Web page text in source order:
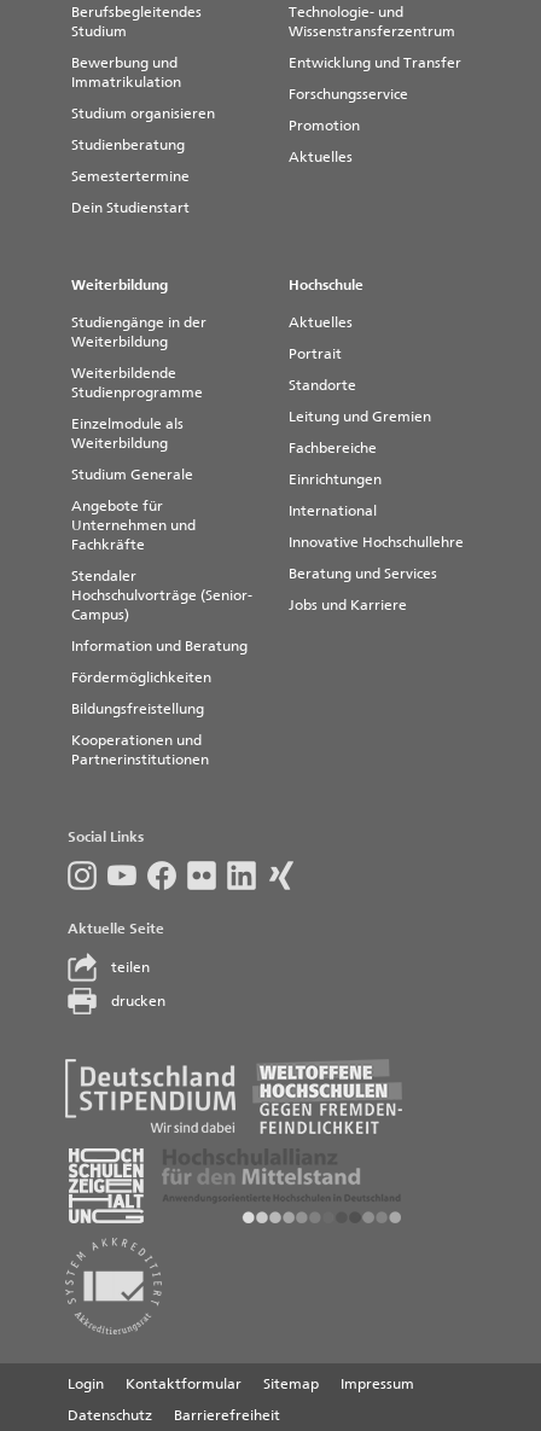
Berufsbegleitendes
Studium
Bewerbung und
Immatrikulation
Studium organisieren
Studienberatung
Semestertermine
Dein Studienstart
Technologie- und
Wissenstransferzentrum
Entwicklung und Transfer
Forschungsservice
Promotion
Aktuelles
Weiterbildung
Studiengänge in der
Weiterbildung
Weiterbildende
Studienprogramme
Einzelmodule als
Weiterbildung
Studium Generale
Angebote für
Unternehmen und
Fachkräfte
Stendaler
Hochschulvorträge (Senior-
Campus)
Information und Beratung
Fördermöglichkeiten
Bildungsfreistellung
Kooperationen und
Partnerinstitutionen
Hochschule
Aktuelles
Portrait
Standorte
Leitung und Gremien
Fachbereiche
Einrichtungen
International
Innovative Hochschullehre
Beratung und Services
Jobs und Karriere
Social Links
Aktuelle Seite
teilen
drucken
Login Kontaktformular Sitemap
Impressum
Datenschutz
Barrierefreiheit